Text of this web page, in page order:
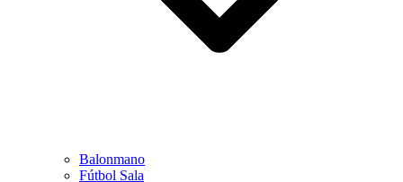
Balonmano
Fútbol Sala